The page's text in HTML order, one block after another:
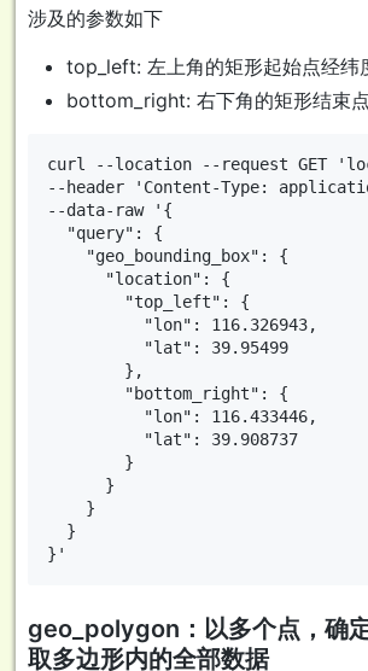
涉及的参数如下
top_left: 左上角的矩形起始点经纬
bottom_right: 右下角的矩形结束
curl --location --request GET
--header 'Content-Type:
--data-raw '{
  "query": {
    "geo_bounding_box": {
      "location": {
        "top_left": {
          "lon": 116.326943,
          "lat": 39.95499
        },
        "bottom_right": {
          "lon": 116.433446,
          "lat": 39.908737
        }
      }
    }
  }
geo_polygon：以多个点，确
取多边形内的全部数据